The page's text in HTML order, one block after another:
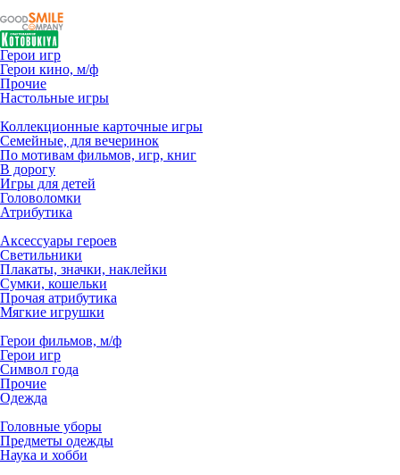
Герои игр
Герои кино, м/ф
Прочие
Настольные игры
Коллекционные карточные игры
Семейные, для вечеринок
По мотивам фильмов, игр, книг
В дорогу
Игры для детей
Головоломки
Атрибутика
Аксессуары героев
Светильники
Плакаты, значки, наклейки
Сумки, кошельки
Прочая атрибутика
Мягкие игрушки
Герои фильмов, м/ф
Герои игр
Символ года
Прочие
Одежда
Головные уборы
Предметы одежды
Наука и хобби